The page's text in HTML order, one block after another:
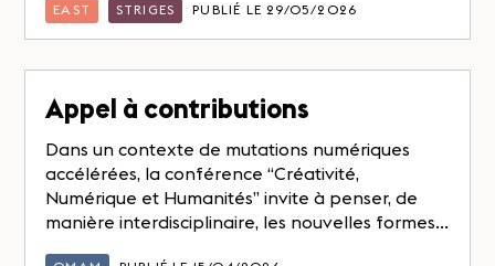
EAST STRIGES PUBLIÉ LE 29/05/2026
Appel à contributions
Dans un contexte de mutations numériques
accélérées, la conférence “Créativité,
Numérique et Humanités” invite à penser, de
manière interdisciplinaire, les nouvelles formes...